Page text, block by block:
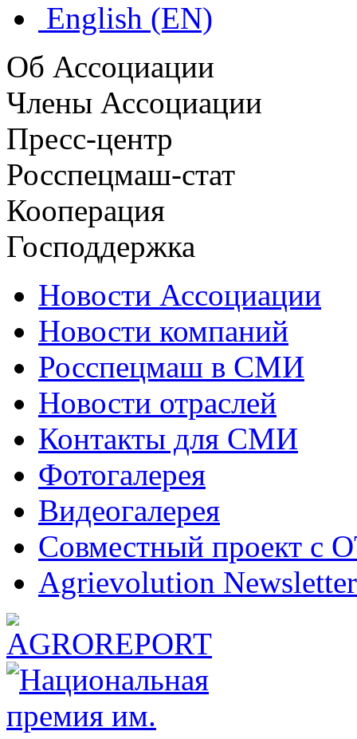
English (EN)
Об Ассоциации
Члены Ассоциации
Пресс-центр
Росспецмаш-стат
Кооперация
Господдержка
Новости Ассоциации
Новости компаний
Росспецмаш в СМИ
Новости отраслей
Контакты для СМИ
Фотогалерея
Видеогалерея
Совместный проект с
Agrievolution Newsletter